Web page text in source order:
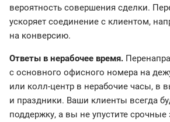
вероятность совершения сделки.
ускоряет соединение с клиентом,
на конверсию.
Ответы в нерабочее время.
с основного офисного номера на
или колл-центр в нерабочие часы, в
и праздники. Ваши клиенты всегда
поддержку, а вы не упустите срочные